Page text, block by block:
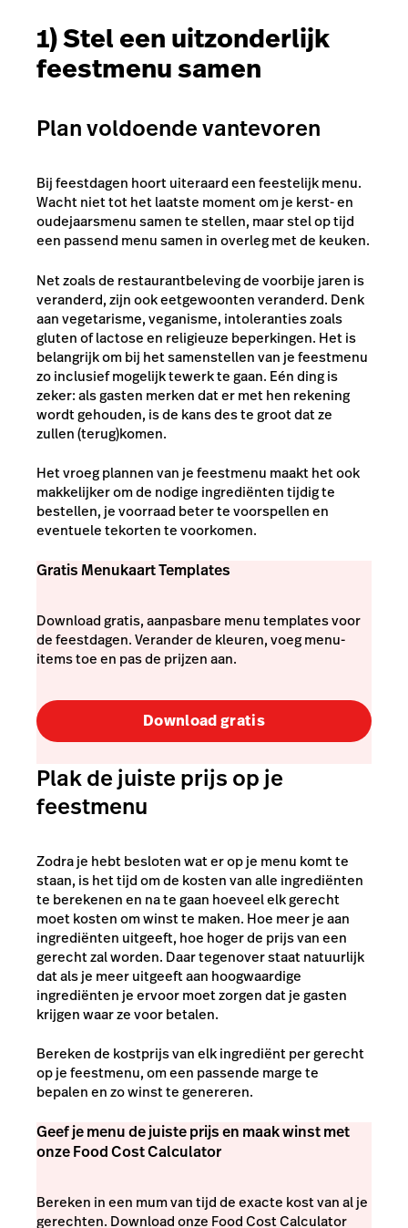
1) Stel een uitzonderlijk
feestmenu samen
Plan voldoende vantevoren
Bij feestdagen hoort uiteraard een feestelijk menu.
Wacht niet tot het laatste moment om je kerst- en
oudejaarsmenu samen te stellen, maar stel op tijd
een passend menu samen in overleg met de keuken.
Net zoals de restaurantbeleving de voorbije jaren is
veranderd, zijn ook eetgewoonten veranderd. Denk
aan vegetarisme, veganisme, intoleranties zoals
gluten of lactose en religieuze beperkingen. Het is
belangrijk om bij het samenstellen van je feestmenu
zo inclusief mogelijk tewerk te gaan. Eén ding is
zeker: als gasten merken dat er met hen rekening
wordt gehouden, is de kans des te groot dat ze
zullen (terug)komen.
Het vroeg plannen van je feestmenu maakt het ook
makkelijker om de nodige ingrediënten tijdig te
bestellen, je voorraad beter te voorspellen en
eventuele tekorten te voorkomen.
Gratis Menukaart Templates
Download gratis, aanpasbare menu templates voor
de feestdagen. Verander de kleuren, voeg menu-
items toe en pas de prijzen aan.
Download gratis
Plak de juiste prijs op je
feestmenu
Zodra je hebt besloten wat er op je menu komt te
staan, is het tijd om de kosten van alle ingrediënten
te berekenen en na te gaan hoeveel elk gerecht
moet kosten om winst te maken. Hoe meer je aan
ingrediënten uitgeeft, hoe hoger de prijs van een
gerecht zal worden. Daar tegenover staat natuurlijk
dat als je meer uitgeeft aan hoogwaardige
ingrediënten je ervoor moet zorgen dat je gasten
krijgen waar ze voor betalen.
Bereken de kostprijs van elk ingrediënt per gerecht
op je feestmenu, om een passende marge te
bepalen en zo winst te genereren.
Geef je menu de juiste prijs en maak winst met
onze Food Cost Calculator
Bereken in een mum van tijd de exacte kost van al je
gerechten. Download onze Food Cost Calculator